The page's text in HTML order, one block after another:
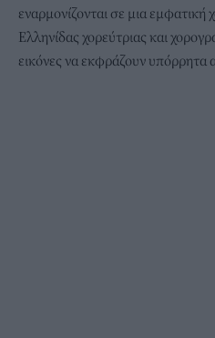
εναρμονίζονται σε μια εμφατική
Ελληνίδας χορεύτριας και
εικόνες να εκφράζουν υπόρρητα